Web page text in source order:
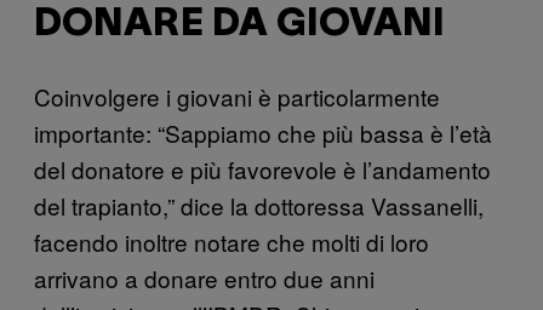
DONARE DA GIOVANI
Coinvolgere i giovani è particolarmente
importante: “Sappiamo che più bassa è l’età
del donatore e più favorevole è l’andamento
del trapianto,” dice la dottoressa Vassanelli,
facendo inoltre notare che molti di loro
arrivano a donare entro due anni